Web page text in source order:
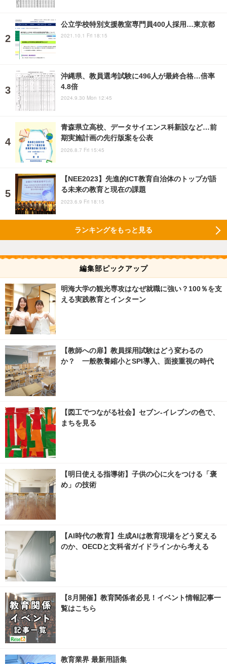
公立学校特別支援教室専門員400人採用…東京都
2021.10.1 Fri 18:15
沖縄県、教員選考試験に496人が最終合格…倍率
4.8倍
2024.9.30 Mon 12:45
青森県立高校、データサイエンス科新設など…前
期実施計画の先行版案を公表
2026.8.7 Fri 15:45
【NEE2023】先進的ICT教育自治体のトップが語
る未来の教育と現在の課題
2023.6.9 Fri 18:15
ランキングをもっと見る
編集部ピックアップ
明海大学の観光専攻はなぜ就職に強い？100％を支
える実践教育とインターン
【教師への扉】教員採用試験はどう変わるの
か？ 一般教養縮小とSPI導入、面接重視の時代
【図工でつながる社会】セブン‐イレブンの色で、
まちを見る
【明日使える指導術】子供の心に火をつける「褒
め」の技術
【AI時代の教育】生成AIは教育現場をどう変える
のか、OECDと文科省ガイドラインから考える
【8月開催】教育関係者必見！イベント情報記事一
覧はこちら
教育業界 最新用語集